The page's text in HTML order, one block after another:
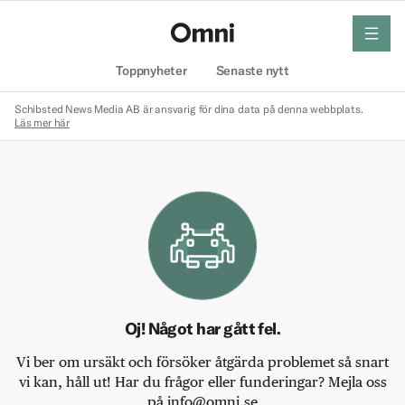
Toppnyheter Senaste nytt
meny
Schibsted News Media AB är ansvarig för dina data på denna webbplats.
Läs mer här
Oj! Något har gått fel.
Vi ber om ursäkt och försöker åtgärda problemet så snart
vi kan, håll ut! Har du frågor eller funderingar? Mejla oss